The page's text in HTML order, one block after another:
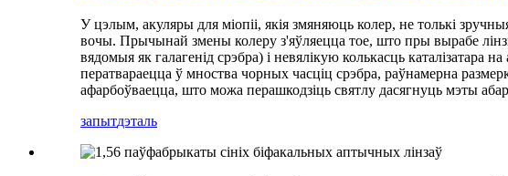
У цэлым, акуляры для міопіі, якія змяняюць колер, не толькі
вочы. Прычынай змены колеру з'яўляецца тое, што пры вырабе
вядомыя як галагенід срэбра) і невялікую колькасць каталізатара
ператвараецца ў мноства чорных часціц срэбра, раўнамерна
афарбоўваецца, што можа перашкодзіць святлу дасягнуць мэты
запытдэталь